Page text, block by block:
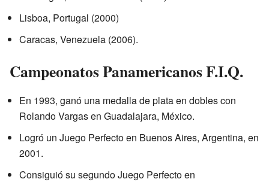
Lisboa, Portugal (2000)
Caracas, Venezuela (2006).
Campeonatos Panamericanos F.I.Q.
En 1993, ganó una medalla de plata en dobles con
Rolando Vargas en Guadalajara, México.
Logró un Juego Perfecto en Buenos Aires, Argentina, en
2001.
Consiguió su segundo Juego Perfecto en